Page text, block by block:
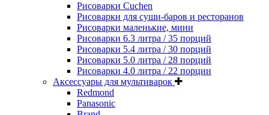
Рисоварки Cuchen
Рисоварки для суши-баров и ресторанов
Рисоварки маленькие, мини
Рисоварки 6.3 литра / 35 порций
Рисоварки 5.4 литра / 30 порций
Рисоварки 5.0 литра / 28 порций
Рисоварки 4.0 литра / 22 порции
Аксессуары для мультиварок
Redmond
Panasonic